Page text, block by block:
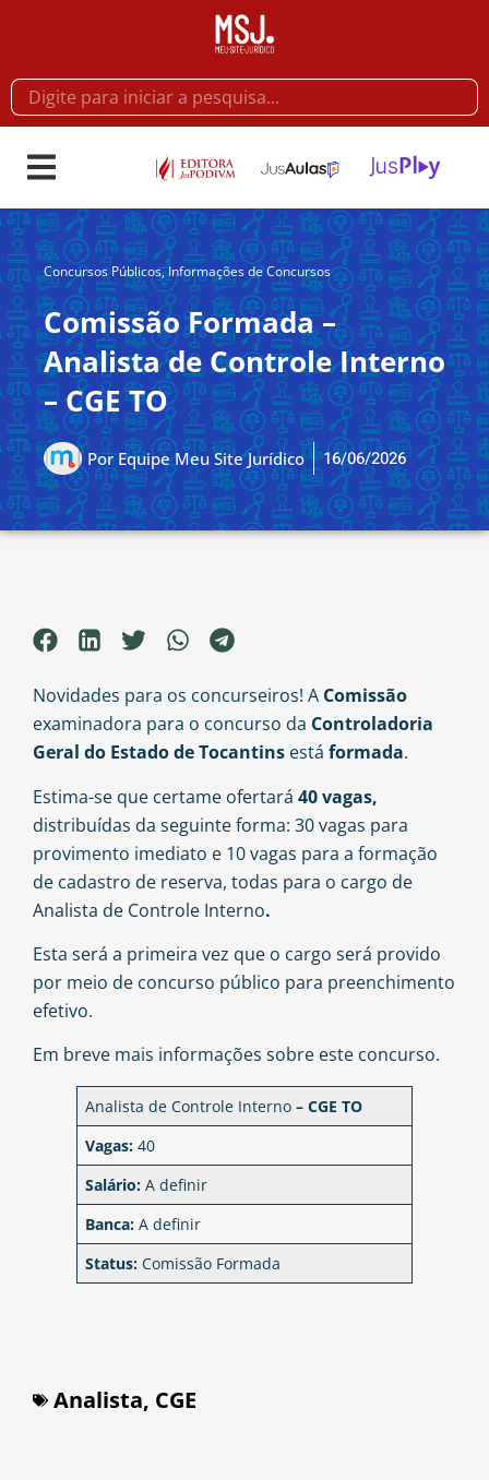
Concursos Públicos,Informações de Concursos
Comissão Formada –
Analista de Controle Interno
– CGE TO
PorEquipe Meu Site Jurídico 16/06/2026
Novidades para os concurseiros! A Comissão
examinadora para o concurso da Controladoria
Geral do Estado de Tocantins está formada.
Estima-se que certame ofertará 40 vagas,
distribuídas da seguinte forma: 30 vagas para
provimento imediato e 10 vagas para a formação
de cadastro de reserva, todas para o cargo de
Analista de Controle Interno.
Esta será a primeira vez que o cargo será provido
por meio de concurso público para preenchimento
efetivo.
Em breve mais informações sobre este concurso.
Analista de Controle Interno –CGE TO
Vagas:40
Salário: A definir
Banca:A definir
Status: Comissão Formada
Analista, CGE